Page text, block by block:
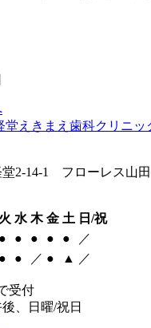
2-14-1 フローレス山田
火 水 木 金 土 日/祝
● ● ● ● ●
／
● ● ／ ● ▲ ／
受付
、日曜/祝日